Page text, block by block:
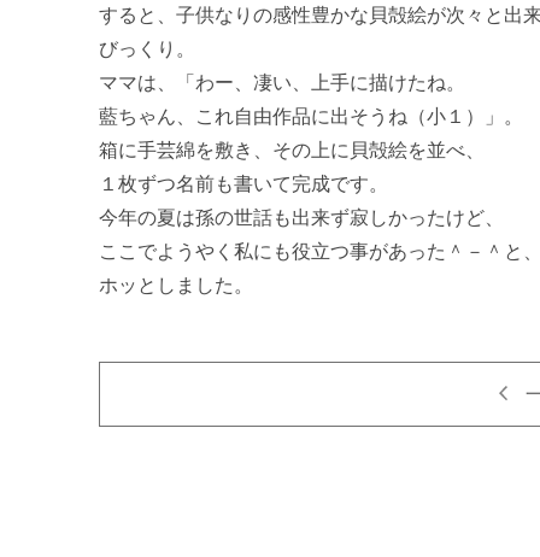
すると、子供なりの感性豊かな貝殻絵が次々と出来
びっくり。
ママは、「わー、凄い、上手に描けたね。
藍ちゃん、これ自由作品に出そうね（小１）」。
箱に手芸綿を敷き、その上に貝殻絵を並べ、
１枚ずつ名前も書いて完成です。
今年の夏は孫の世話も出来ず寂しかったけど、
ここでようやく私にも役立つ事があった＾－＾と、